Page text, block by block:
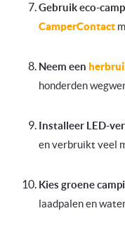
Gebruik eco-
CamperContact
Neem een
honderden
Installeer LED-
en verbruikt veel
Kies groene
laadpalen en